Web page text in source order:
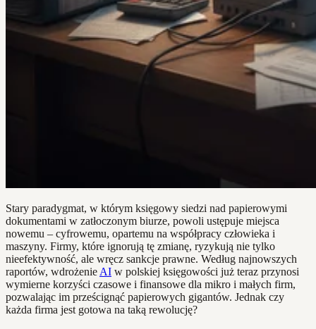
Stary paradygmat, w którym księgowy siedzi nad papierowymi
dokumentami w zatłoczonym biurze, powoli ustępuje miejsca
nowemu – cyfrowemu, opartemu na współpracy człowieka i
maszyny. Firmy, które ignorują tę zmianę, ryzykują nie tylko
nieefektywność, ale wręcz sankcje prawne. Według najnowszych
raportów, wdrożenie AI w polskiej księgowości już teraz przynosi
wymierne korzyści czasowe i finansowe dla mikro i małych firm,
pozwalając im prześcignąć papierowych gigantów. Jednak czy
każda firma jest gotowa na taką rewolucję?